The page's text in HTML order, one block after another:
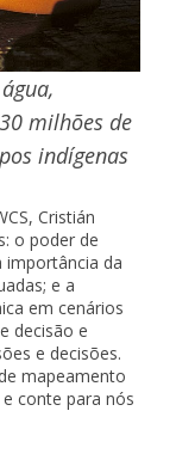
milhões de
indígenas
Cristián
o poder de
importância da
e a
em cenários
decisão e
e decisões.
mapeamento
conte para nós